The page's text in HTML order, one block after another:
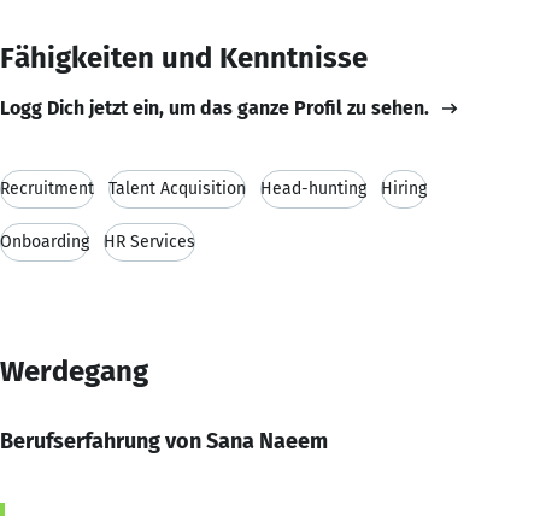
Fähigkeiten und Kenntnisse
Logg Dich jetzt ein, um das ganze Profil zu sehen.
Recruitment Talent Acquisition Head-hunting Hiring
Onboarding HR Services
Werdegang
Berufserfahrung von Sana Naeem